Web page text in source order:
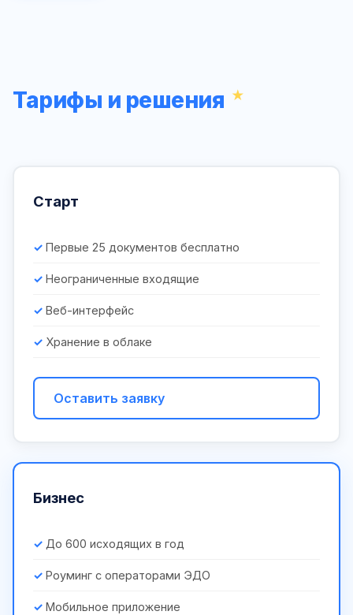
Тарифы и решения
Старт
Первые 25 документов бесплатно
Неограниченные входящие
Веб-интерфейс
Хранение в облаке
Оставить заявку
Бизнес
До 600 исходящих в год
Роуминг с операторами ЭДО
Мобильное приложение